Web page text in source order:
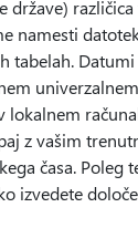
države)
namesti
tabelah.
lokalnem
z vašim
časa. Poleg
izvedete